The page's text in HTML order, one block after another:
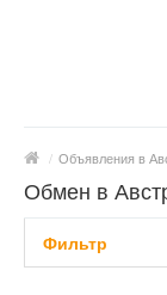
/ Объявления в
Обмен в
Фильтр